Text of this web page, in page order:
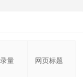
量 网页标题